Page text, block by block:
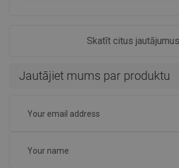
Skatīt citus jautājumus
Jautājiet mums par produktu